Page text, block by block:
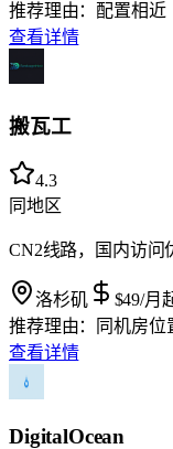
推荐理由： 配置相近
查看详情
搬瓦工
4.3
同地区
CN2线路，国内访问
洛杉矶 $49/月
推荐理由：
同机房位
查看详情
DigitalOcean